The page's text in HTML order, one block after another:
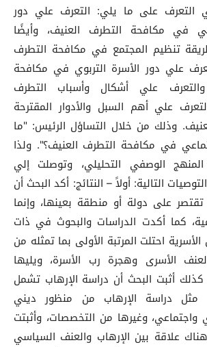
التعرف على ما يلي: التعرف علي دور
في مكافحة التطرف العنيف، وأيضًا
تنظيم المجتمع في مكافحة التطرف
علي دور الأسرة التربوي في مكافحة
والتعرف علي أشكال وأسباب التطرف
علي أهم السبل والأدوار المقترحة
وذلك من خلال التساؤل الرئيس: "ما
في مكافحة التطرف العنيف؟". ولذا
الوصفي التحليلي، وتوصلت إلي
التالية: أولاً – النتائج: أكد البحث أن
على دولة أو منطقة بعينها، وإنما
كما أكدت الدراسات والبحوث في ذات
احتلت المرتبة الأولى بما تمثله من
الأسرى وهجرة رب الأسرة، ويليها
كذلك أثبت البحث أن دراسة الإرهاب تشمل
مثل دراسة الإرهاب من منظور ديني
وغيرها من التخصصات، وأثبتت
علاقة بين الإرهاب والعنف السياسي